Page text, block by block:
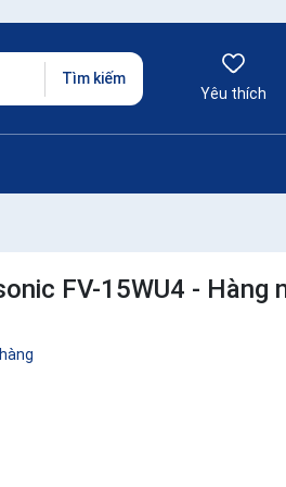
Tìm kiếm
Yêu thích
FV-15WU4 - Hàng